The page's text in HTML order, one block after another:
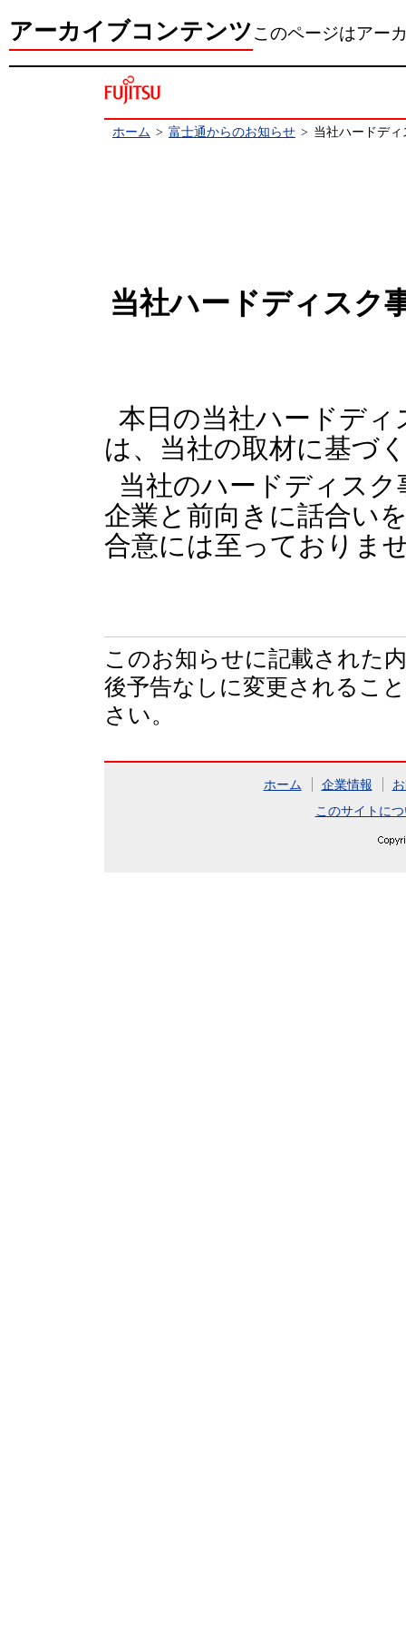
アーカイブコンテンツこのページはアー
ホーム > 富士通からのお知らせ > 当社ハードデ
当社ハードディスク
本日の当社ハードデ
は、当社の取材に基づ
当社のハードディス
企業と前向きに話合い
合意には至っておりま
このお知らせに記載された
後予告なしに変更されるこ
さい。
ホーム 企業情報
このサイトに